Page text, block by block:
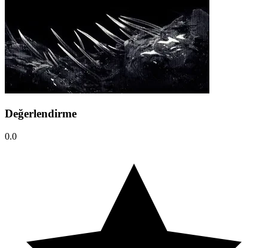
Değerlendirme
0.0